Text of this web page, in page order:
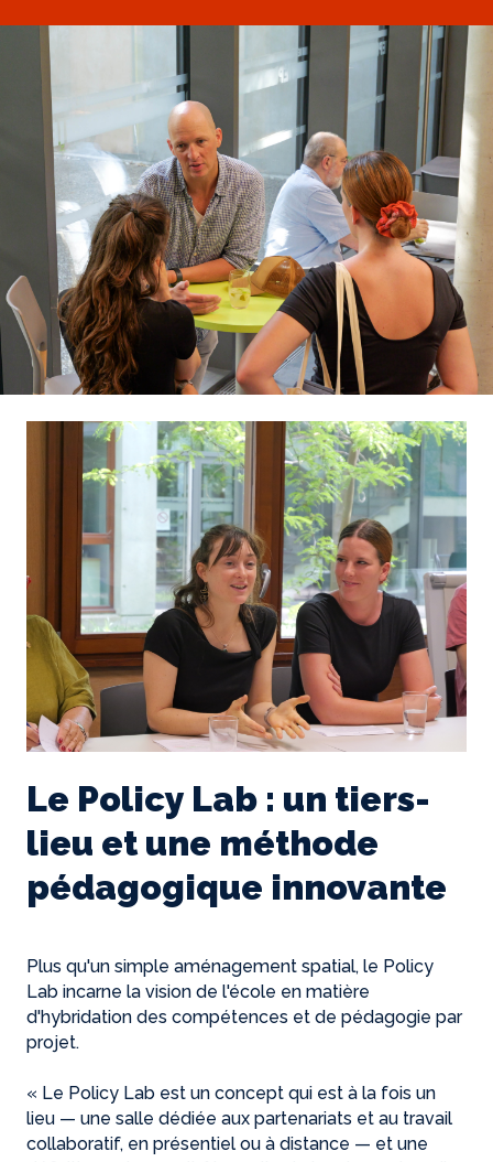
Le Policy Lab : un tiers-
lieu et une méthode
pédagogique innovante
Plus qu'un simple aménagement spatial, le Policy
Lab incarne la vision de l'école en matière
d'hybridation des compétences et de pédagogie par
projet.
« Le Policy Lab est un concept qui est à la fois un
lieu — une salle dédiée aux partenariats et au travail
collaboratif, en présentiel ou à distance — et une